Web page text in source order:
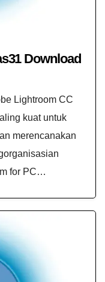
Download
Lightroom CC
kuat untuk
merencanakan
for PC…